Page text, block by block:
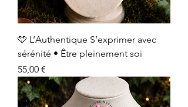
🩵 L’Authentique S’exprimer avec
sérénité • Être pleinement soi
Prix
55,00 €